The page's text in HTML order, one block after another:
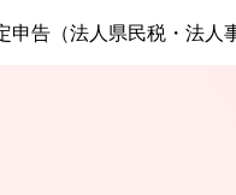
申告（法人県民税・法人